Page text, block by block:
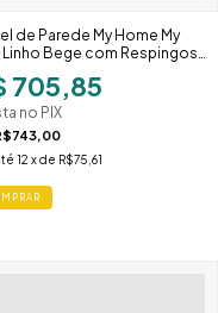
Linho Bege com Respingos
387024
705,85
no PIX
12 x deR$75,61